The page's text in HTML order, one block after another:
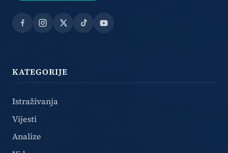
Facebook
Instagram
X TikTokYouTube
KATEGORIJE
Istraživanja
Vijesti
Analize